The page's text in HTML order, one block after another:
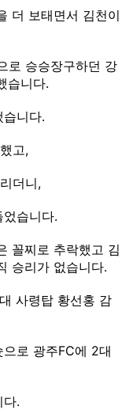
더 보태면서 김천이
로 승승장구하던 강
습니다.
니다.
고,
더니,
습니다.
꼴찌로 추락했고 김
승리가 없습니다.
사령탑 황선홍 감
로 광주FC에 2대
.